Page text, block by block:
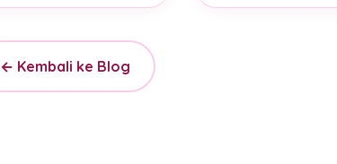
← Kembali ke Blog